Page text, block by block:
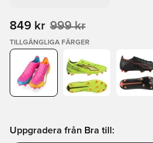
849 kr 999 kr
TILLGÄNGLIGA FÄRGER
Uppgradera från Bra till: